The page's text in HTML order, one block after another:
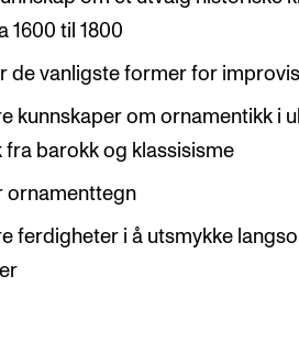
til 1800
de vanligste former for
kunnskaper om ornamentikk i
fra barokk og klassisisme
ornamenttegn
ferdigheter i å utsmykke